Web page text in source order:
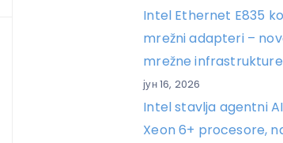
Intel Ethernet E835
mrežni adapteri –
mrežne infrastrukture
јун 16, 2026
Intel stavlja agentni
Xeon 6+ procesore,